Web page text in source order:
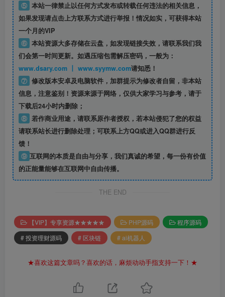
⑤ 本站一律禁止以任何方式发布或转载任何违法的相关信息，
如果发现请点击上方联系方式进行举报！情况如实，可获得本站
一个月的VIP
⑥ 本站资源大多存储在云盘，如发现链接失效，请联系我们我
们会第一时间更新。如遇压缩包需解压密码，一般为：
www.dsary.com 丨 www.syymw.com请知悉！
⑦ 修改版本安卓及电脑软件，加群提示为修改者自留， 非本站
信息，注意鉴别！资源来源于网络，仅供大家学习与参考，请于
下载后24小时内删除；
⑧ 若作商业用途，请联系原作者授权，若本站侵犯了您的权益
请联系站长进行删除处理；可联系上方QQ或进入QQ群进行反
馈！
⑨ 互联网的本质是自由与分享，我们真诚的希望，每一份有价值
的正能量能够在互联网中自由传播。
THE END
【VIP】专享资源★★★★★ PHP源码
程序源码
# 投资理财源码
# 区块链 # ai机器人
★喜欢这篇文章吗？喜欢的话，麻烦动动手指支持一下！★